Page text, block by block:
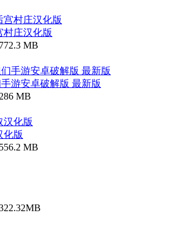
村庄汉化版
MB
游安卓破解版 最新版
MB
化版
MB